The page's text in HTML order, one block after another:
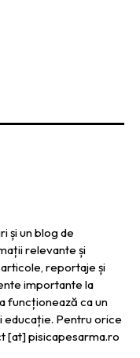
și un blog de
relevante și
reportaje și
importante la
funcționează ca un
educație. Pentru orice
[at] pisicapesarma.ro